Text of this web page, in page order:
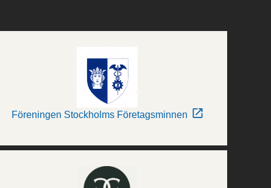
Föreningen Stockholms Företagsminnen